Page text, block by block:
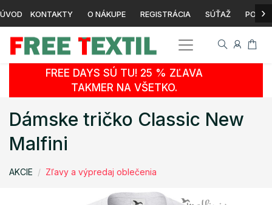
ÚVOD KONTAKTY O NÁKUPE REGISTRÁCIA SÚŤAŽ ›
FREE DAYS SÚ TU! 25 % ZĽAVA
TAKMER NA VŠETKO.
Dámske tričko Classic New
Malfini
AKCIE Zľavy a výpredaj oblečenia